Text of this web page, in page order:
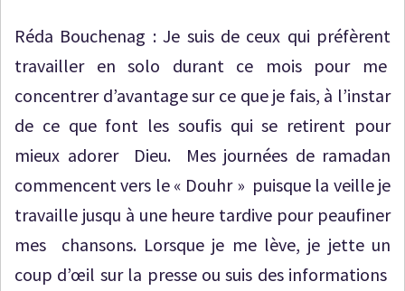
Réda Bouchenag : Je suis de ceux qui préfèrent
travailler en solo durant ce mois pour me
concentrer d’avantage sur ce que je fais, à l’instar
de ce que font les soufis qui se retirent pour
mieux adorer Dieu. Mes journées de ramadan
commencent vers le « Douhr » puisque la veille je
travaille jusqu à une heure tardive pour peaufiner
mes chansons. Lorsque je me lève, je jette un
coup d’œil sur la presse ou suis des informations